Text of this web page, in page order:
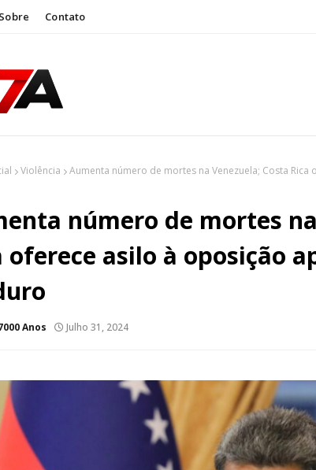
Sobre Contato
Violência
Aumenta número de mortes na Venezuela; Costa
número de mortes
oferece asilo à oposição
Anos Julho 31, 2024